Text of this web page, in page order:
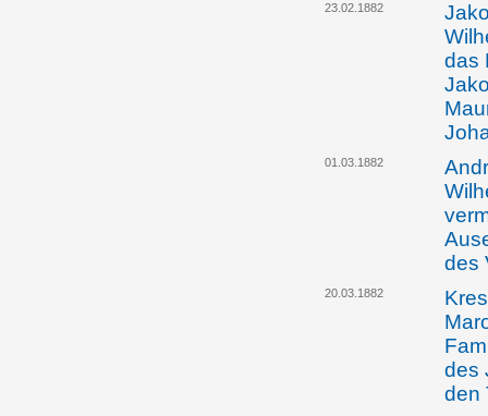
23.02.1882
das
01.03.1882
des
20.03.1882
des
den